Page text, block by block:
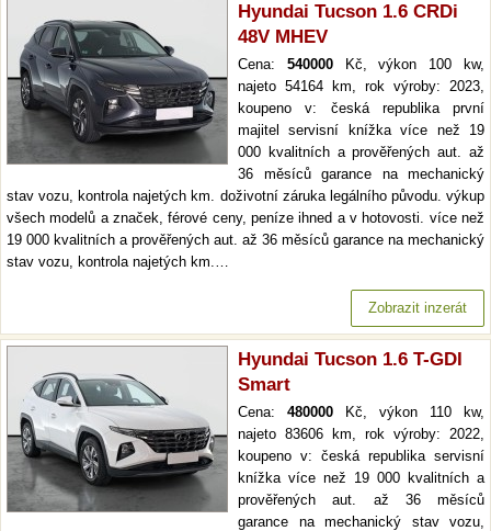
Hyundai Tucson 1.6 CRDi
48V MHEV
Cena: 540000Kč, výkon 100 kw,
najeto 54164 km, rok výroby: 2023,
koupeno v: česká republika první
majitel servisní knížka více než 19
000 kvalitních a prověřených aut. až
36 měsíců garance na mechanický
stav vozu, kontrola najetých km. doživotní záruka legálního původu. výkup
všech modelů a značek, férové ceny, peníze ihned a v hotovosti. více než
19 000 kvalitních a prověřených aut. až 36 měsíců garance na mechanický
stav vozu, kontrola najetých km.…
Zobrazit inzerát
Hyundai Tucson 1.6 T-GDI
Smart
Cena: 480000 Kč, výkon 110 kw,
najeto 83606 km, rok výroby: 2022,
koupeno v: česká republika servisní
knížka více než 19 000 kvalitních a
prověřených aut. až 36 měsíců
garance na mechanický stav vozu,